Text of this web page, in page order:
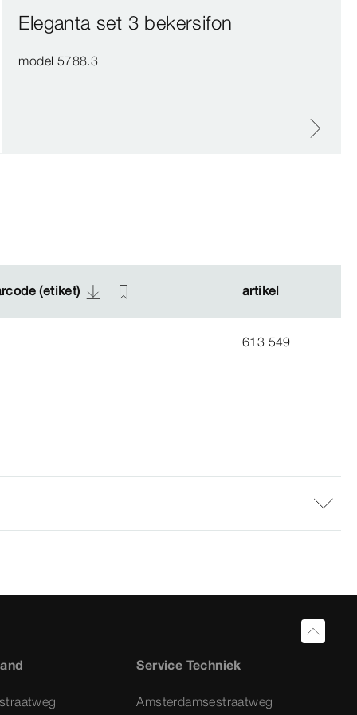
Eleganta set 3 bekersifon
model 5788.3
(etiket) artikel
(etiket) artikel
613 549
Service Techniek
Amsterdamsestraatweg